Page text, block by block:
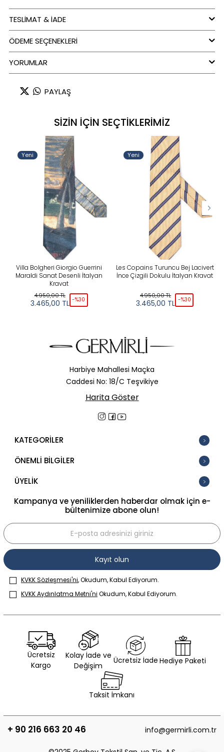
TESLİMAT & İADE
ÖDEME SEÇENEKLERI
YORUMLAR
PAYLAŞ
SİZİN İÇİN SEÇTİKLERİMİZ
Yeni
Villa Bolgheri Giorgio Guerrini
Maraldi Sanat Desenli İtalyan
Kravat
4.950,00TL
3.465,00 TL -%30
Yeni
Les Copains Turuncu Bej Lacivert
İnce Çizgili Dokulu İtalyan Kravat
4.950,00TL
3.465,00 TL -%30
Harbiye Mahallesi Maçka
Caddesi No: 18/C Teşvikiye
Harita Göster
KATEGORİLER
ÖNEMLİ BİLGİLER
ÜYELİK
Kampanya ve yeniliklerden haberdar olmak için e-
bültenimize abone olun!
Kayıt olun
KVKK Sözleşmesi'ni, Okudum, Kabul Ediyorum.
KVKK Aydınlatma Metni'ni Okudum, Kabul Ediyorum.
Ücretsiz
Kargo
Kolay İade ve
Değişim
Ücretsiz İade Hediye Paketi
Taksit İmkanı
+ 90 216 663 20 46 info@germirli.com.tr